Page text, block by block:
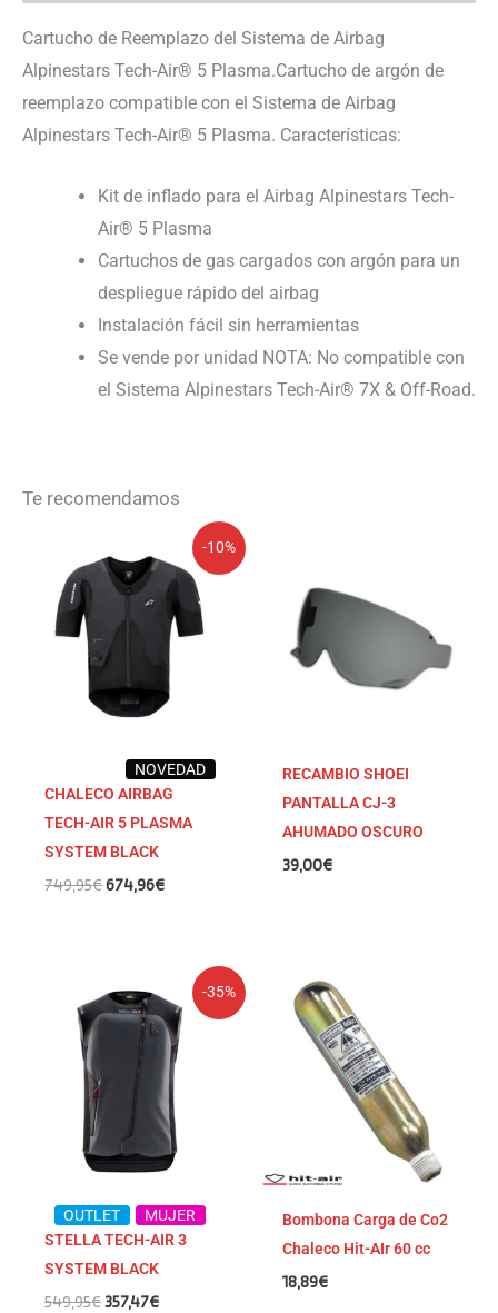
Cartucho de Reemplazo del Sistema de Airbag
Alpinestars Tech-Air® 5 Plasma.Cartucho de argón de
reemplazo compatible con el Sistema de Airbag
Alpinestars Tech-Air® 5 Plasma. Características:
Kit de inflado para el Airbag Alpinestars Tech-
Air® 5 Plasma
Cartuchos de gas cargados con argón para un
despliegue rápido del airbag
Instalación fácil sin herramientas
Se vende por unidad NOTA: No compatible con
el Sistema Alpinestars Tech-Air® 7X & Off-Road.
Te recomendamos
-10%
NOVEDAD
CHALECO AIRBAG
TECH-AIR 5 PLASMA
SYSTEM BLACK
749,95€
precio
original
era:
749,95€.
674,96€
precio
actual
es:
674,96€.
RECAMBIO SHOEI
PANTALLA CJ-3
AHUMADO OSCURO
39,00€
-35%
OUTLET
MUJER
STELLA TECH-AIR 3
SYSTEM BLACK
549,95€
precio
original
549,95€.
357,47€
precio
actual
es:
357,47€.
Bombona Carga de Co2
Chaleco Hit-AIr 60 cc
18,89€